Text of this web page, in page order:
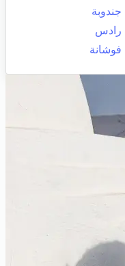
جندوبة
رادس
فوشانة